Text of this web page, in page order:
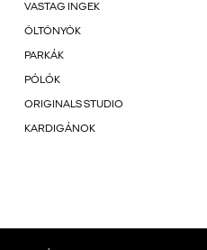
VASTAG INGEK
ÖLTÖNYÖK
PARKÁK
PÓLÓK
ORIGINALS STUDIO
KARDIGÁNOK